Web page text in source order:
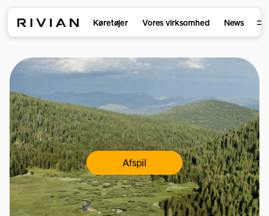
Køretøjer Vores virksomhed News
Afspil